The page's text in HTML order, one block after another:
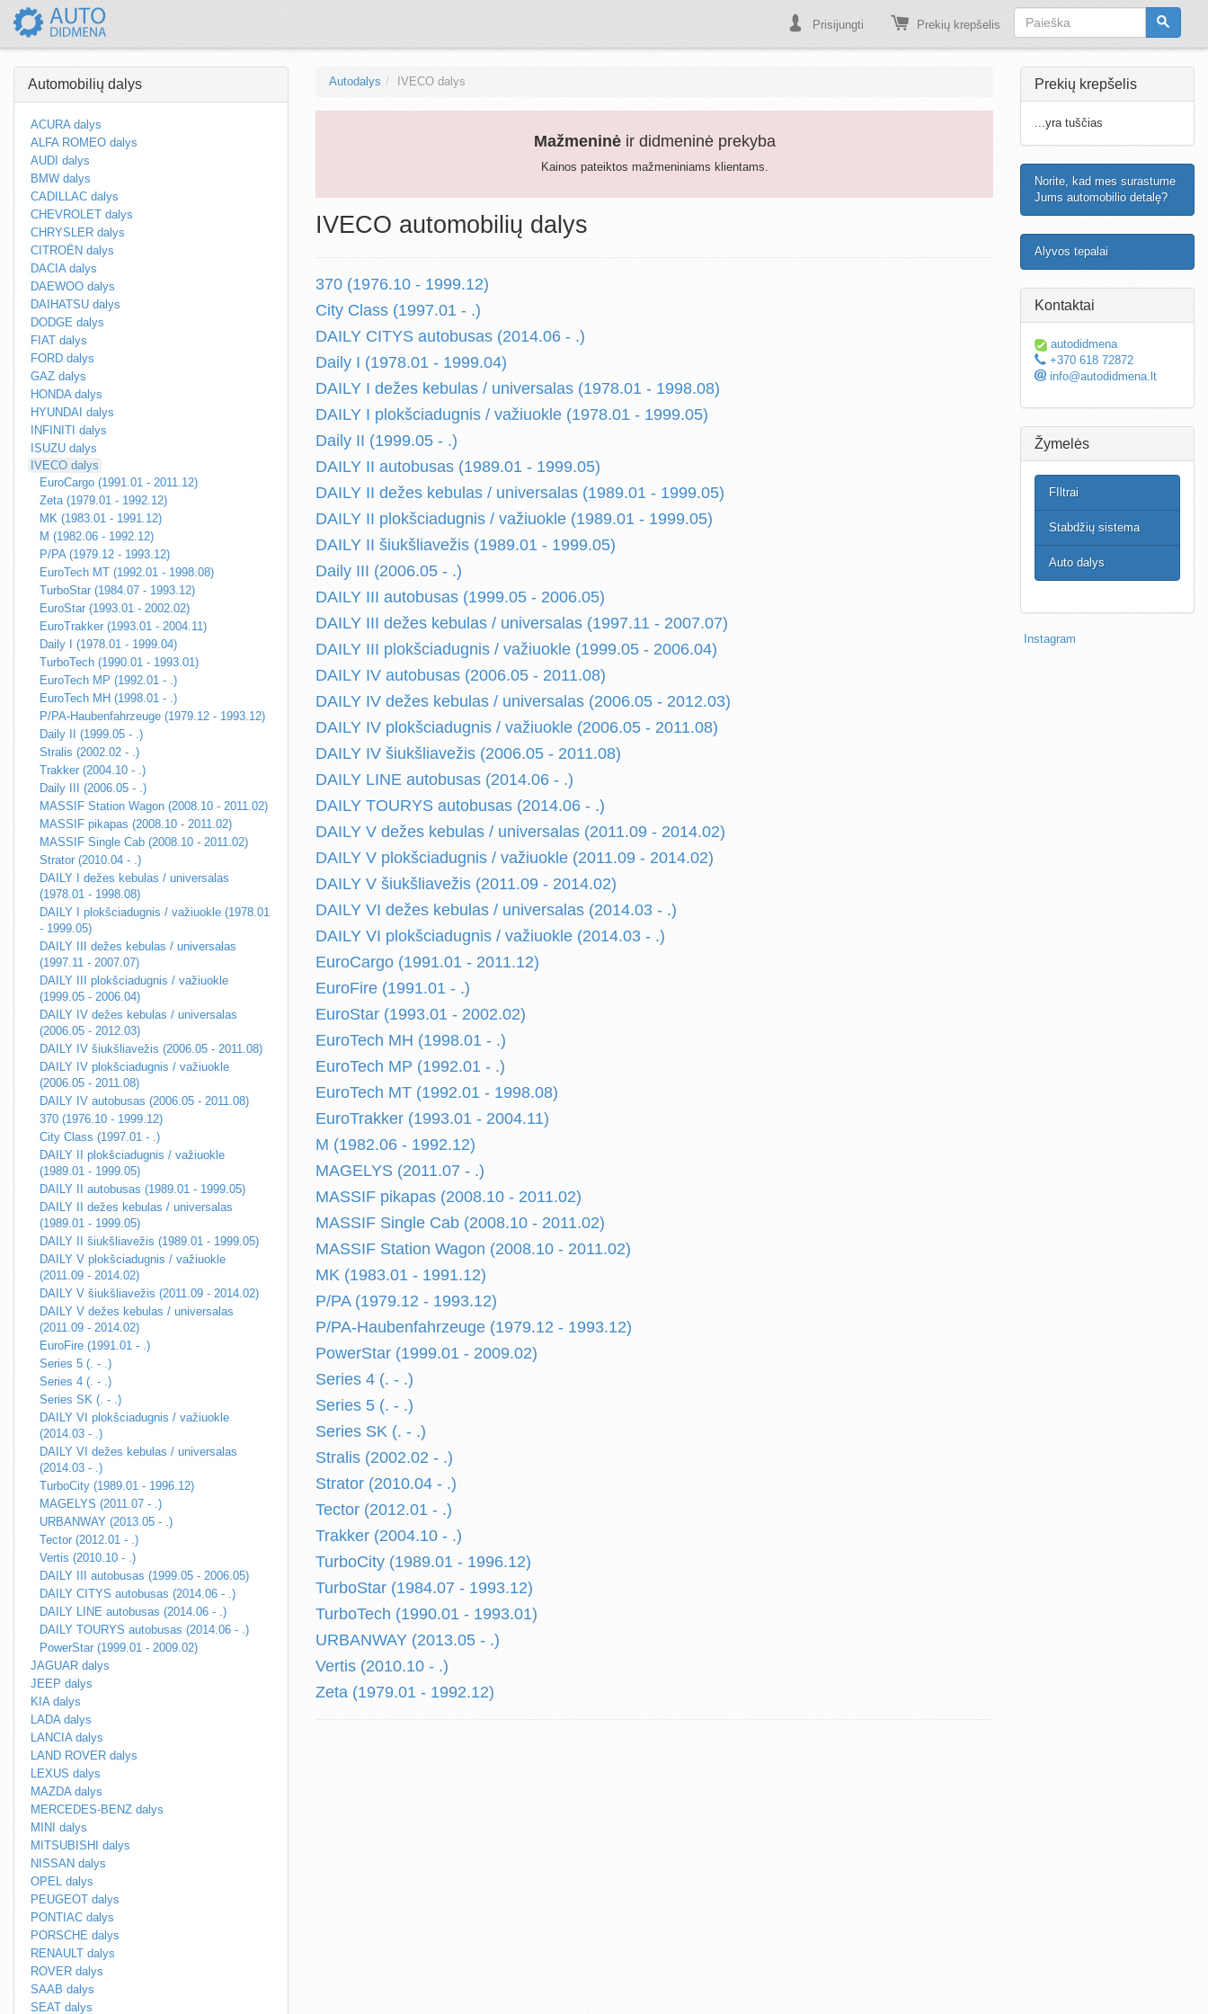
Prisijungti Prekių krepšelis
Automobilių dalys
ACURA dalys
ALFA ROMEO dalys
AUDI dalys
BMW dalys
CADILLAC dalys
CHEVROLET dalys
CHRYSLER dalys
CITROËN dalys
DACIA dalys
DAEWOO dalys
DAIHATSU dalys
DODGE dalys
FIAT dalys
FORD dalys
GAZ dalys
HONDA dalys
HYUNDAI dalys
INFINITI dalys
ISUZU dalys
IVECO dalys
EuroCargo (1991.01 - 2011.12)
Zeta (1979.01 - 1992.12)
MK (1983.01 - 1991.12)
M (1982.06 - 1992.12)
P/PA (1979.12 - 1993.12)
EuroTech MT (1992.01 - 1998.08)
TurboStar (1984.07 - 1993.12)
EuroStar (1993.01 - 2002.02)
EuroTrakker (1993.01 - 2004.11)
Daily I (1978.01 - 1999.04)
TurboTech (1990.01 - 1993.01)
EuroTech MP (1992.01 - .)
EuroTech MH (1998.01 - .)
P/PA-Haubenfahrzeuge (1979.12 - 1993.12)
Daily II (1999.05 - .)
Stralis (2002.02 - .)
Trakker (2004.10 - .)
Daily III (2006.05 - .)
MASSIF Station Wagon (2008.10 - 2011.02)
MASSIF pikapas (2008.10 - 2011.02)
MASSIF Single Cab (2008.10 - 2011.02)
Strator (2010.04 - .)
DAILY I dežes kebulas / universalas
(1978.01 - 1998.08)
DAILY I plokšciadugnis / važiuokle (1978.01
- 1999.05)
DAILY III dežes kebulas / universalas
(1997.11 - 2007.07)
DAILY III plokšciadugnis / važiuokle
(1999.05 - 2006.04)
DAILY IV dežes kebulas / universalas
(2006.05 - 2012.03)
DAILY IV šiukšliavežis (2006.05 - 2011.08)
DAILY IV plokšciadugnis / važiuokle
(2006.05 - 2011.08)
DAILY IV autobusas (2006.05 - 2011.08)
370 (1976.10 - 1999.12)
City Class (1997.01 - .)
DAILY II plokšciadugnis / važiuokle
(1989.01 - 1999.05)
DAILY II autobusas (1989.01 - 1999.05)
DAILY II dežes kebulas / universalas
(1989.01 - 1999.05)
DAILY II šiukšliavežis (1989.01 - 1999.05)
DAILY V plokšciadugnis / važiuokle
(2011.09 - 2014.02)
DAILY V šiukšliavežis (2011.09 - 2014.02)
DAILY V dežes kebulas / universalas
(2011.09 - 2014.02)
EuroFire (1991.01 - .)
Series 5 (. - .)
Series 4 (. - .)
Series SK (. - .)
DAILY VI plokšciadugnis / važiuokle
(2014.03 - .)
DAILY VI dežes kebulas / universalas
(2014.03 - .)
TurboCity (1989.01 - 1996.12)
MAGELYS (2011.07 - .)
URBANWAY (2013.05 - .)
Tector (2012.01 - .)
Vertis (2010.10 - .)
DAILY III autobusas (1999.05 - 2006.05)
DAILY CITYS autobusas (2014.06 - .)
DAILY LINE autobusas (2014.06 - .)
DAILY TOURYS autobusas (2014.06 - .)
PowerStar (1999.01 - 2009.02)
JAGUAR dalys
JEEP dalys
KIA dalys
LADA dalys
LANCIA dalys
LAND ROVER dalys
LEXUS dalys
MAZDA dalys
MERCEDES-BENZ dalys
MINI dalys
MITSUBISHI dalys
NISSAN dalys
OPEL dalys
PEUGEOT dalys
PONTIAC dalys
PORSCHE dalys
RENAULT dalys
ROVER dalys
SAAB dalys
SEAT dalys
Autodalys IVECO dalys
Mažmeninėir didmeninė prekyba
Kainos pateiktos mažmeniniams klientams.
IVECO automobilių dalys
370 (1976.10 - 1999.12)
City Class (1997.01 - .)
DAILY CITYS autobusas (2014.06 - .)
Daily I (1978.01 - 1999.04)
DAILY I dežes kebulas / universalas (1978.01 - 1998.08)
DAILY I plokšciadugnis / važiuokle (1978.01 - 1999.05)
Daily II (1999.05 - .)
DAILY II autobusas (1989.01 - 1999.05)
DAILY II dežes kebulas / universalas (1989.01 - 1999.05)
DAILY II plokšciadugnis / važiuokle (1989.01 - 1999.05)
DAILY II šiukšliavežis (1989.01 - 1999.05)
Daily III (2006.05 - .)
DAILY III autobusas (1999.05 - 2006.05)
DAILY III dežes kebulas / universalas (1997.11 - 2007.07)
DAILY III plokšciadugnis / važiuokle (1999.05 - 2006.04)
DAILY IV autobusas (2006.05 - 2011.08)
DAILY IV dežes kebulas / universalas (2006.05 - 2012.03)
DAILY IV plokšciadugnis / važiuokle (2006.05 - 2011.08)
DAILY IV šiukšliavežis (2006.05 - 2011.08)
DAILY LINE autobusas (2014.06 - .)
DAILY TOURYS autobusas (2014.06 - .)
DAILY V dežes kebulas / universalas (2011.09 - 2014.02)
DAILY V plokšciadugnis / važiuokle (2011.09 - 2014.02)
DAILY V šiukšliavežis (2011.09 - 2014.02)
DAILY VI dežes kebulas / universalas (2014.03 - .)
DAILY VI plokšciadugnis / važiuokle (2014.03 - .)
EuroCargo (1991.01 - 2011.12)
EuroFire (1991.01 - .)
EuroStar (1993.01 - 2002.02)
EuroTech MH (1998.01 - .)
EuroTech MP (1992.01 - .)
EuroTech MT (1992.01 - 1998.08)
EuroTrakker (1993.01 - 2004.11)
M (1982.06 - 1992.12)
MAGELYS (2011.07 - .)
MASSIF pikapas (2008.10 - 2011.02)
MASSIF Single Cab (2008.10 - 2011.02)
MASSIF Station Wagon (2008.10 - 2011.02)
MK (1983.01 - 1991.12)
P/PA (1979.12 - 1993.12)
P/PA-Haubenfahrzeuge (1979.12 - 1993.12)
PowerStar (1999.01 - 2009.02)
Series 4 (. - .)
Series 5 (. - .)
Series SK (. - .)
Stralis (2002.02 - .)
Strator (2010.04 - .)
Tector (2012.01 - .)
Trakker (2004.10 - .)
TurboCity (1989.01 - 1996.12)
TurboStar (1984.07 - 1993.12)
TurboTech (1990.01 - 1993.01)
URBANWAY (2013.05 - .)
Vertis (2010.10 - .)
Zeta (1979.01 - 1992.12)
Prekių krepšelis
...yra tuščias
Norite, kad mes surastume
Jums automobilio detalę?
Alyvos tepalai
Kontaktai
autodidmena
+370 618 72872
info@autodidmena.lt
Žymelės
FIltrai
Stabdžių sistema
Auto dalys
Instagram